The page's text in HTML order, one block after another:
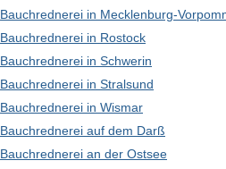
Bauchrednerei in Mecklenburg-
Bauchrednerei in Rostock
Bauchrednerei in Schwerin
Bauchrednerei in Stralsund
Bauchrednerei in Wismar
Bauchrednerei auf dem Darß
Bauchrednerei an der Ostsee